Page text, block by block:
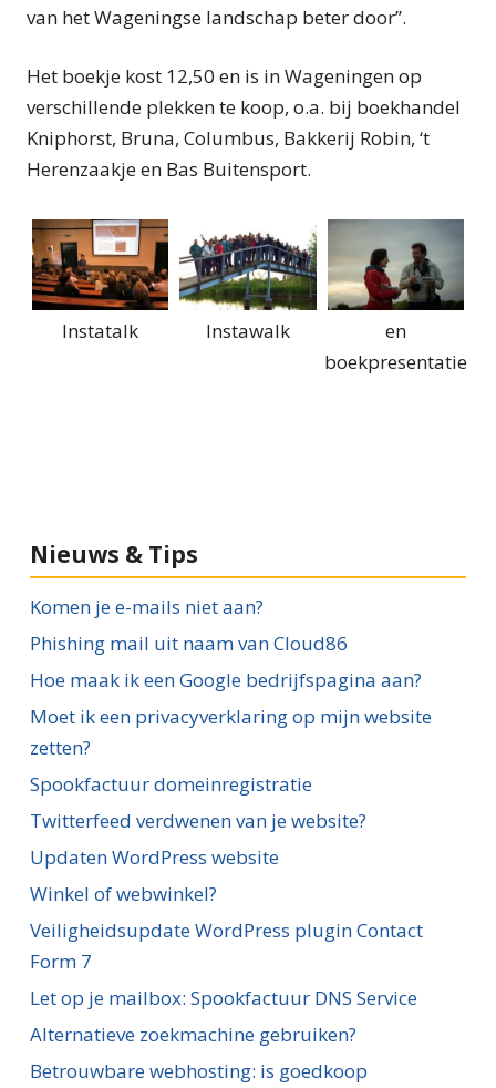
van het Wageningse landschap beter door’’.
Het boekje kost 12,50 en is in Wageningen op
verschillende plekken te koop, o.a. bij boekhandel
Kniphorst, Bruna, Columbus, Bakkerij Robin, ‘t
Herenzaakje en Bas Buitensport.
Instatalk Instawalk
en
boekpresentatie
Nieuws & Tips
Komen je e-mails niet aan?
Phishing mail uit naam van Cloud86
Hoe maak ik een Google bedrijfspagina aan?
Moet ik een privacyverklaring op mijn website
zetten?
Spookfactuur domeinregistratie
Twitterfeed verdwenen van je website?
Updaten WordPress website
Winkel of webwinkel?
Veiligheidsupdate WordPress plugin Contact
Form 7
Let op je mailbox: Spookfactuur DNS Service
Alternatieve zoekmachine gebruiken?
Betrouwbare webhosting: is goedkoop